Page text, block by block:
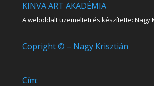
KINVA ART AKADÉMIA
A weboldalt üzemelteti és készítette: Nagy
Copright © – Nagy Krisztián
Cím: